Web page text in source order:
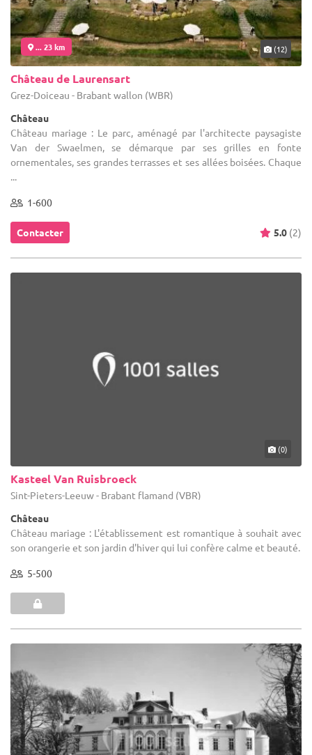
... 23 km (12)
Château de Laurensart
Grez-Doiceau - Brabant wallon (WBR)
Château
Château mariage : Le parc, aménagé par l'architecte paysagiste
Van der Swaelmen, se démarque par ses grilles en fonte
ornementales, ses grandes terrasses et ses allées boisées. Chaque
...
1-600
Contacter 5.0 (2)
(0)
Kasteel Van Ruisbroeck
Sint-Pieters-Leeuw - Brabant flamand (VBR)
Château
Château mariage : L'établissement est romantique à souhait avec
son orangerie et son jardin d'hiver qui lui confère calme et beauté.
5-500